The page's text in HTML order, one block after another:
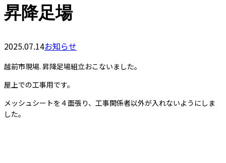
昇降足場
2025.07.14お知らせ
越前市現場. 昇降足場組立おこないました。
屋上での工事用です。
メッシュシートを４面張り、工事関係者以外が入れないようにしま
した。